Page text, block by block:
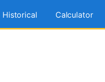
Historical Calculator